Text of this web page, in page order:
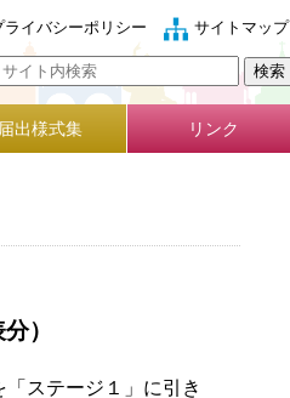
ライバシーポリシー サイトマップ
届出様式集 リンク
）
ステージ１」に引き